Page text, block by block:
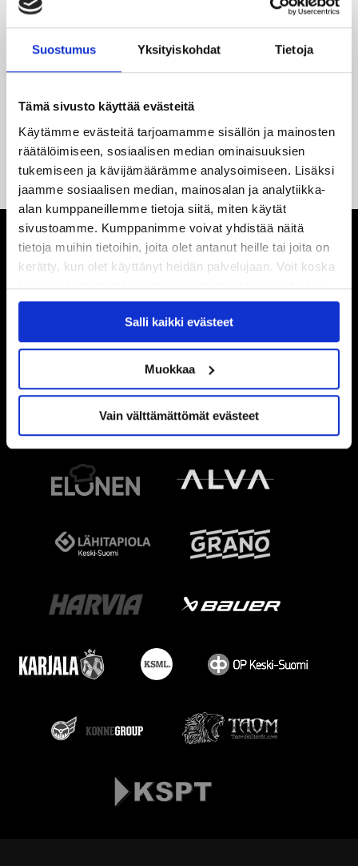
Suostumus Yksityiskohdat Tietoja
Tämä sivusto käyttää evästeitä
Käytämme evästeitä tarjoamamme sisällön ja mainosten
räätälöimiseen, sosiaalisen median ominaisuuksien
tukemiseen ja kävijämäärämme analysoimiseen. Lisäksi
jaamme sosiaalisen median, mainosalan ja analytiikka-
alan kumppaneillemme tietoja siitä, miten käytät
sivustoamme. Kumppanimme voivat yhdistää näitä
tietoja muihin tietoihin, joita olet antanut heille tai joita on
kerätty, kun olet käyttänyt heidän palvelujaan. Voit koska
tahansa kumota tai muuttaa suostumustasi evästeiden
käytöstäEvästeet-sivultamme.
Salli kaikki evästeet
Muokkaa
Vain välttämättömät evästeet
Jaatinen ja Liljamo jatkosopimuksiin – JYPin ja KeuPa HT:n
Tuore Sveitsin mestari Juuso Arola JYP-puolustukseen
kahden vuoden sopimuksella